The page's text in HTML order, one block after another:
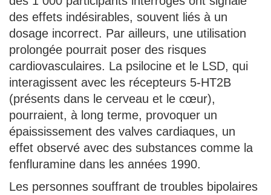
des effets indésirables, souvent liés à un
dosage incorrect. Par ailleurs, une utilisation
prolongée pourrait poser des risques
cardiovasculaires. La psilocine et le LSD, qui
interagissent avec les récepteurs 5-HT2B
(présents dans le cerveau et le cœur),
pourraient, à long terme, provoquer un
épaississement des valves cardiaques, un
effet observé avec des substances comme la
fenfluramine dans les années 1990.
Les personnes souffrant de troubles bipolaires